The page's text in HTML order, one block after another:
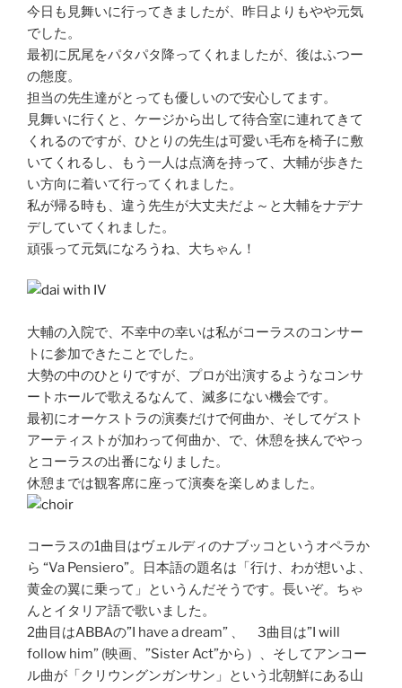
今日も見舞いに行ってきましたが、昨日よりもやや元気
でした。
最初に尻尾をパタパタ降ってくれましたが、後はふつー
の態度。
担当の先生達がとっても優しいので安心してます。
見舞いに行くと、ケージから出して待合室に連れてきて
くれるのですが、ひとりの先生は可愛い毛布を椅子に敷
いてくれるし、もう一人は点滴を持って、大輔が歩きた
い方向に着いて行ってくれました。
私が帰る時も、違う先生が大丈夫だよ～と大輔をナデナ
デしていてくれました。
頑張って元気になろうね、大ちゃん！
大輔の入院で、不幸中の幸いは私がコーラスのコンサー
トに参加できたことでした。
大勢の中のひとりですが、プロが出演するようなコンサ
ートホールで歌えるなんて、滅多にない機会です。
最初にオーケストラの演奏だけで何曲か、そしてゲスト
アーティストが加わって何曲か、で、休憩を挟んでやっ
とコーラスの出番になりました。
休憩までは観客席に座って演奏を楽しめました。
コーラスの1曲目はヴェルディのナブッコというオペラか
ら “Va Pensiero”。日本語の題名は「行け、わが想いよ、
黄金の翼に乗って」というんだそうです。長いぞ。ちゃ
んとイタリア語で歌いました。
2曲目はABBAの”I have a dream” 、 3曲目は”I will
follow him” (映画、”Sister Act”から）、そしてアンコー
ル曲が「クリウングンガンサン」という北朝鮮にある山